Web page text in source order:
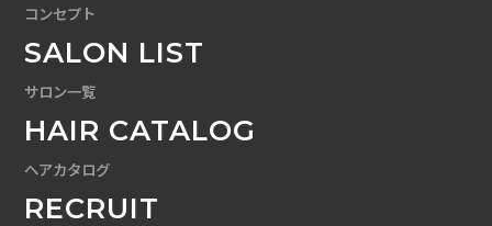
コンセプト
SALON LIST
サロン一覧
HAIR CATALOG
ヘアカタログ
RECRUIT